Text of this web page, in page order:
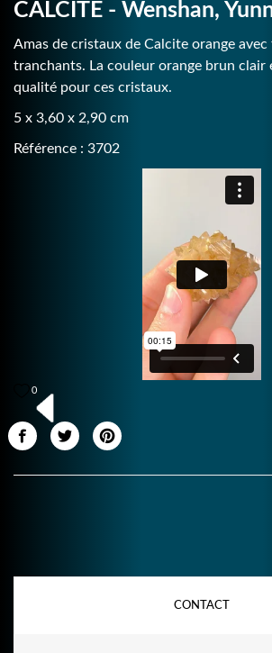
CALCITE - Wenshan,
Amas de cristaux de Calcite orange
tranchants. La couleur orange brun clair
qualité pour ces cristaux.
5 x 3,60 x 2,90 cm
Référence : 3702
0
CONTACT